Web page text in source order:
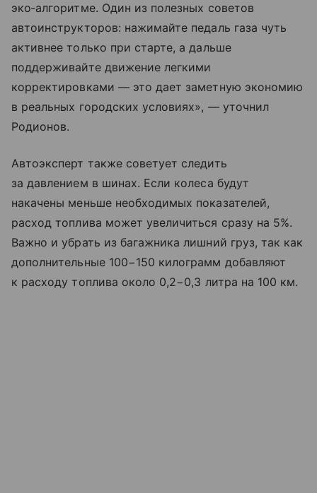
эко‑алгоритме. Один из полезных советов
автоинструкторов: нажимайте педаль газа чуть
активнее только при старте, а дальше
поддерживайте движение легкими
корректировками — это дает заметную экономию
в реальных городских условиях», — уточнил
Родионов.
Автоэксперт также советует следить
за давлением в шинах. Если колеса будут
накачены меньше необходимых показателей,
расход топлива может увеличиться сразу на 5%.
Важно и убрать из багажника лишний груз, так как
дополнительные 100−150 килограмм добавляют
к расходу топлива около 0,2−0,3 литра на 100 км.